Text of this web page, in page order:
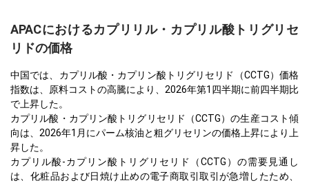
APACにおけるカプリリル・カプリル酸トリグリセ
リドの価格
中国では、カプリル酸・カプリン酸トリグリセリド（CCTG）価格
指数は、原料コストの高騰により、2026年第1四半期に前四半期比
で上昇した。
カプリル酸・カプリン酸トリグリセリド（CCTG）の生産コスト傾
向は、2026年1月にパーム核油と粗グリセリンの価格上昇により上
昇した。
カプリル酸-カプリン酸トリグリセリド（CCTG）の需要見通し
は、化粧品および日焼け止めの電子商取引取引が急増したため、